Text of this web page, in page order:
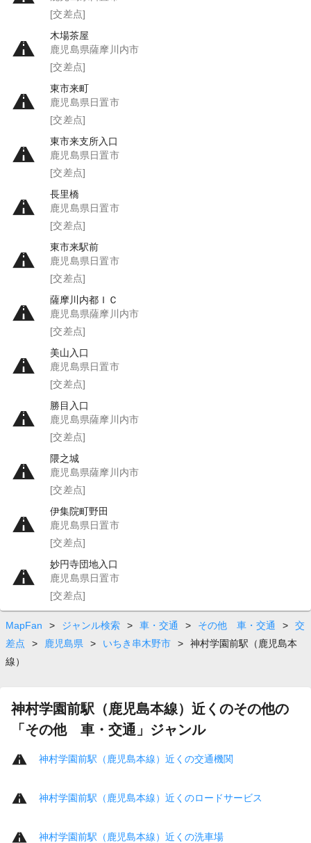
[交差点]
木場茶屋
鹿児島県薩摩川内市
[交差点]
東市来町
鹿児島県日置市
[交差点]
東市来支所入口
鹿児島県日置市
[交差点]
長里橋
鹿児島県日置市
[交差点]
東市来駅前
鹿児島県日置市
[交差点]
薩摩川内都ＩＣ
鹿児島県薩摩川内市
[交差点]
美山入口
鹿児島県日置市
[交差点]
勝目入口
鹿児島県薩摩川内市
[交差点]
隈之城
鹿児島県薩摩川内市
[交差点]
伊集院町野田
鹿児島県日置市
[交差点]
妙円寺団地入口
鹿児島県日置市
[交差点]
MapFan > ジャンル検索 > 車・交通 > その他 車・交通 >
交
差点
> 鹿児島県 > いちき串木野市 >
神村学園前駅（鹿児島本
線）
神村学園前駅（鹿児島本線）近くのその他の
「その他 車・交通」ジャンル
神村学園前駅（鹿児島本線）近くの交通機関
神村学園前駅（鹿児島本線）近くのロードサービス
神村学園前駅（鹿児島本線）近くの洗車場